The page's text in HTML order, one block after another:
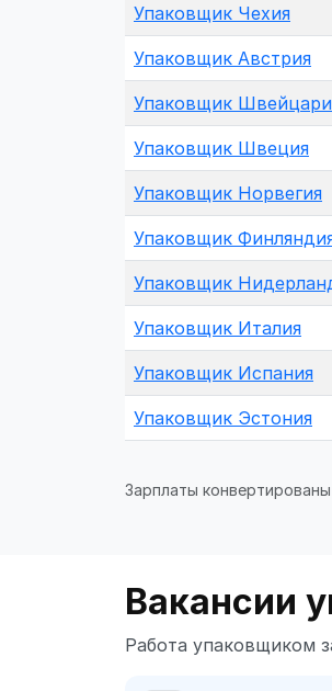
Упаковщик Чехия
Упаковщик Австрия
Упаковщик
Упаковщик Швеция
Упаковщик Норвегия
Упаковщик
Упаковщик
Упаковщик Италия
Упаковщик Испания
Упаковщик Эстония
Зарплаты
Вакансии
Работа упаковщиком